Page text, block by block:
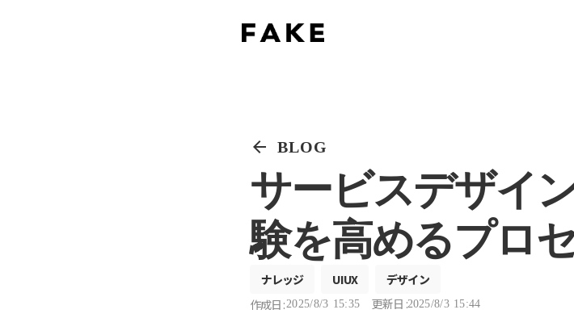
arrow_back BLOG
サービスデザイ
験を高めるプロ
ナレッジ UIUX
デザイン
作成日 :2025/8/3 15:35 更新日 :2025/8/3 15:44